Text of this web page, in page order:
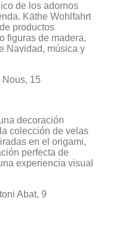
de los adornos
Käthe Wohlfahrt
productos
figuras de madera,
Navidad, música y
Nous, 15
decoración
colección de velas
en el origami,
perfecta de
experiencia visual
Abat, 9